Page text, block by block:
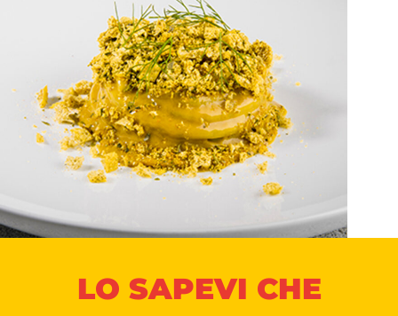
LO SAPEVI CHE